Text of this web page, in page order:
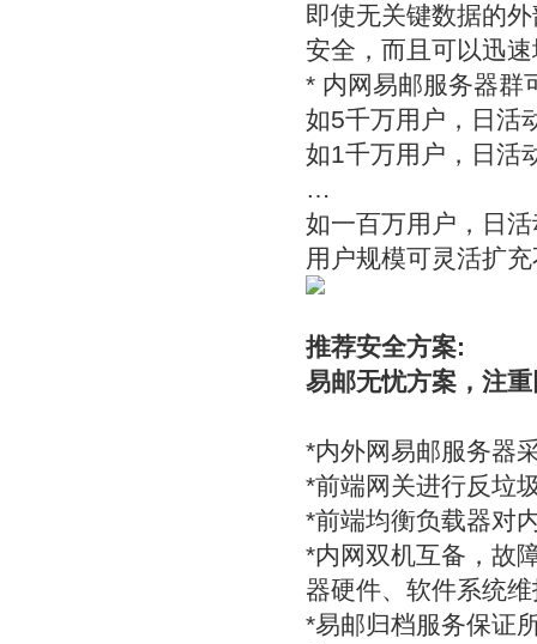
即使无关键数据的
安全，而且可以迅
* 内网易邮服务器群
如5千万用户，日活
如1千万用户，日活
…
如一百万用户，日
用户规模可灵活扩
推荐安全方案:
易邮无忧方案，注
*内外网易邮服务器
*前端网关进行反垃
*前端均衡负载器对
*内网双机互备，故
器硬件、软件系统
*易邮归档服务保证